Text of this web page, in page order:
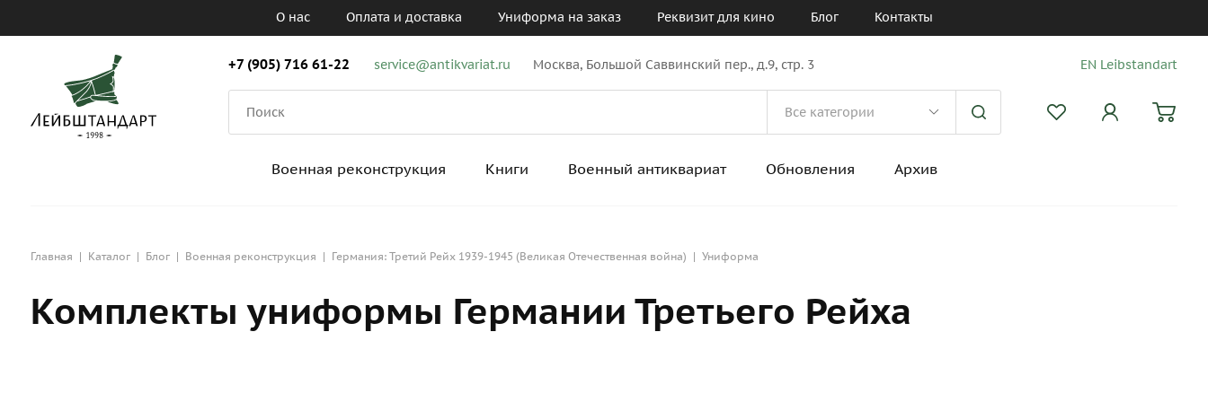
О нас Оплата и доставка Униформа на заказ Реквизит для кино Блог Контакты
+7 (905) 716 61-22 service@antikvariat.ru Москва, Большой Саввинский пер., д.9, стр. 3 EN Leibstandart
Военная реконструкция Книги Военный антиквариат Обновления Архив
Главная | Каталог | Блог | Военная реконструкция | Германия: Третий Рейх 1939-1945 (Великая Отечественная война) | Униформа
Комплекты униформы Германии Третьего Рейха